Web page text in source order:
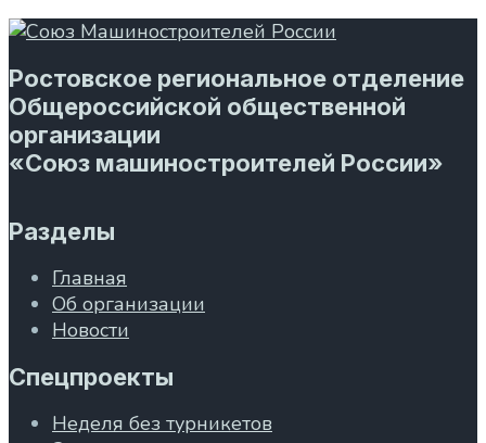
Ростовское региональное отделение
Общероссийской общественной
организации
«Союз машиностроителей России»
Разделы
Главная
Об организации
Новости
Спецпроекты
Неделя без турникетов